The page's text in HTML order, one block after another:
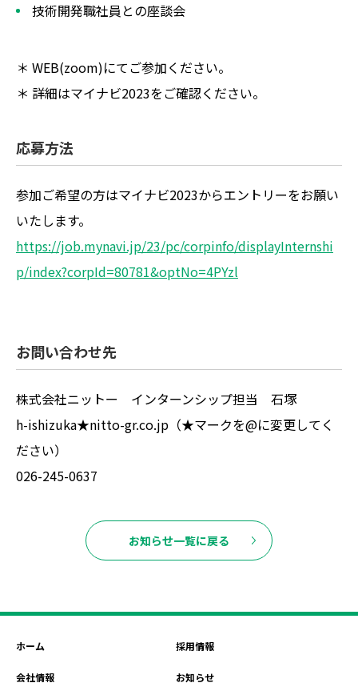
技術開発職社員との座談会
＊ WEB(zoom)にてご参加ください。
＊ 詳細はマイナビ2023をご確認ください。
応募方法
参加ご希望の方はマイナビ2023からエントリーをお願い
いたします。
https://job.mynavi.jp/23/pc/corpinfo/displayInternshi
p/index?corpId=80781&optNo=4PYzl
お問い合わせ先
株式会社ニットー インターンシップ担当 石塚
h-ishizuka★nitto-gr.co.jp（★マークを@に変更してく
ださい）
026-245-0637
お知らせ一覧に戻る
ホーム
会社情報
採用情報
お知らせ